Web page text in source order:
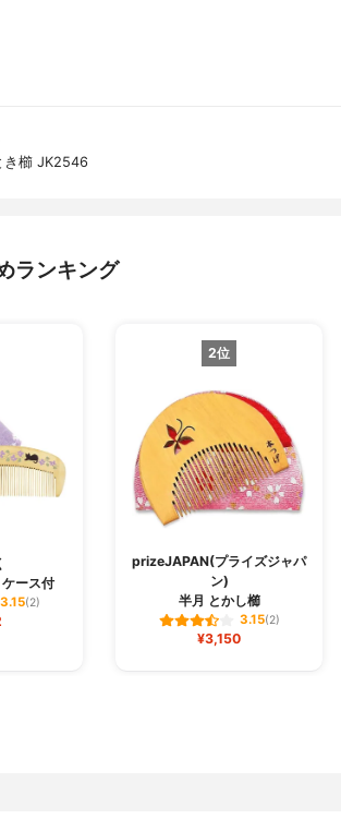
き櫛 JK2546
ランキング
ース付
3.15(2)
2位
prizeJAPAN(プライズジャパ
ン)
半月 とかし櫛
3.15(2)
¥3,150